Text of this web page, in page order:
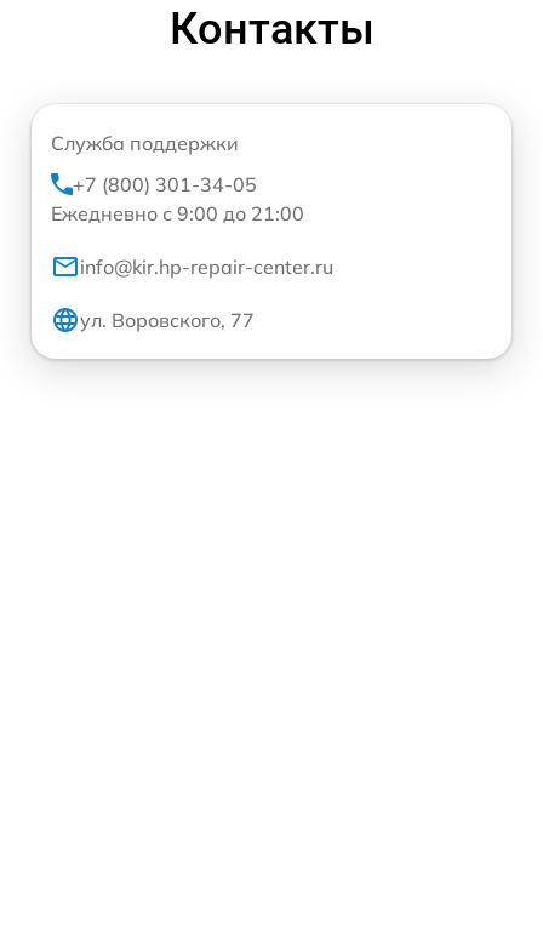
Контакты
Служба поддержки
+7 (800) 301-34-05
Ежедневно с 9:00 до 21:00
info@kir.hp-repair-center.ru
ул. Воровского, 77